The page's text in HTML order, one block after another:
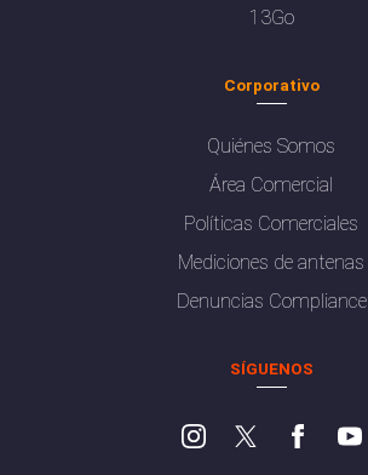
13Go
Corporativo
Quiénes Somos
Área Comercial
Políticas Comerciales
Mediciones de antenas
Denuncias Compliance
SÍGUENOS